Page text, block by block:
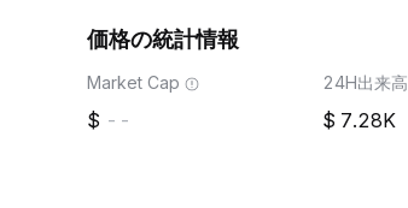
価格の統計情報
Market Cap
--
24H出来高
7.28K